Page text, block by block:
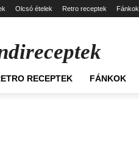
Olcsó ételek Retro receptek Fánkok
RECEPTEK FÁNKOK